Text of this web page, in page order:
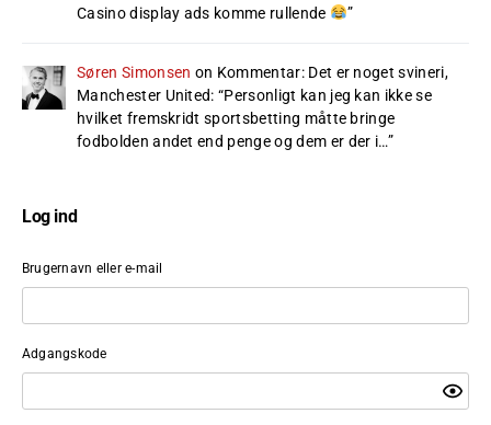
Casino display ads komme rullende
”
Søren Simonsen on Kommentar: Det er noget svineri,
Manchester United: “Personligt kan jeg kan ikke se
hvilket fremskridt sportsbetting måtte bringe
fodbolden andet end penge og dem er der i…”
Log ind
Brugernavn eller e-mail
Adgangskode